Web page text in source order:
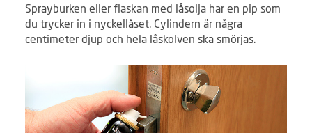
Sprayburken eller flaskan med låsolja har en pip som
du trycker in i nyckellåset. Cylindern är några
centimeter djup och hela låskolven ska smörjas.